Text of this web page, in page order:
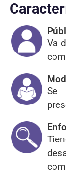
Va
Se